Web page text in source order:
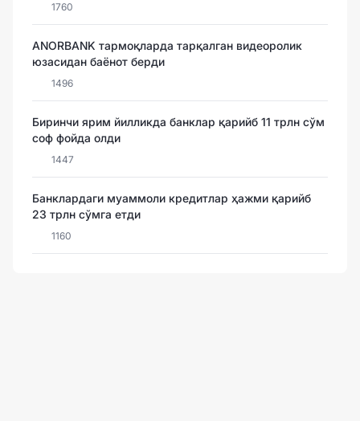
1760
ANORBANK тармоқларда тарқалган видеоролик
юзасидан баёнот берди
1496
Биринчи ярим йилликда банклар қарийб 11 трлн сўм
соф фойда олди
1447
Банклардаги муаммоли кредитлар ҳажми қарийб
23 трлн сўмга етди
1160